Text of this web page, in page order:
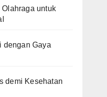
untuk
dengan Gaya
demi Kesehatan